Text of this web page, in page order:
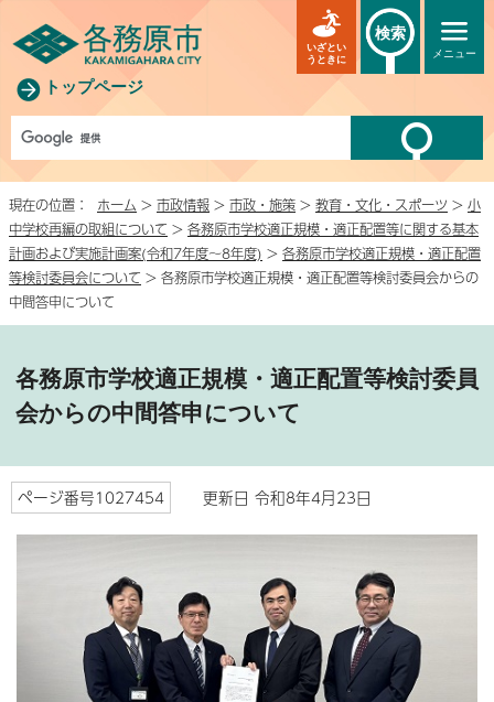
トップページ
メニュー
いざとい
うときに
検索
現在の位置： ホーム > 市政情報 > 市政・施策 > 教育・文化・スポーツ > 小
中学校再編の取組について > 各務原市学校適正規模・適正配置等に関する基本
計画および実施計画案(令和7年度～8年度) > 各務原市学校適正規模・適正配置
等検討委員会について > 各務原市学校適正規模・適正配置等検討委員会からの
中間答申について
各務原市学校適正規模・適正配置等検討委員
会からの中間答申について
ページ番号1027454 更新日 令和8年4月23日